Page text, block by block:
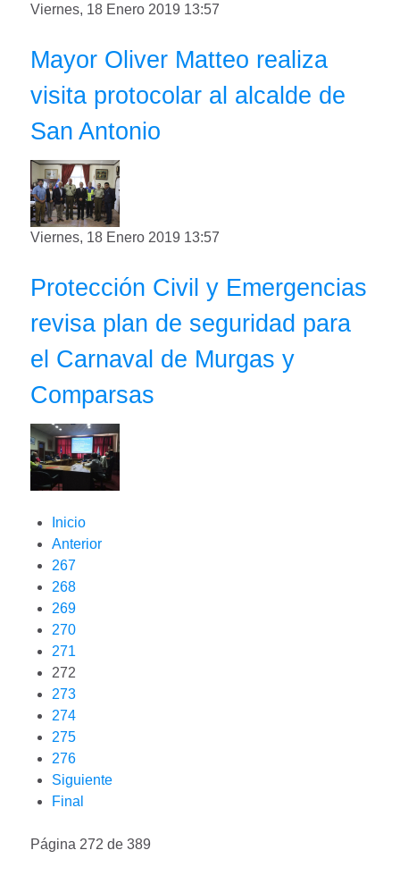
Viernes, 18 Enero 2019 13:57
Mayor Oliver Matteo realiza
visita protocolar al alcalde de
San Antonio
Viernes, 18 Enero 2019 13:57
Protección Civil y Emergencias
revisa plan de seguridad para
el Carnaval de Murgas y
Comparsas
Inicio
Anterior
267
268
269
270
271
272
273
274
275
276
Siguiente
Final
Página 272 de 389